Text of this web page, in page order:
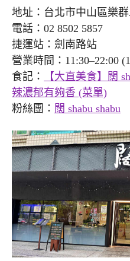
地址：台北市中山區樂
電話：02 8502 5857
捷運站：劍南路站
營業時間：11:30–22:00
食記：
【大直美食】闊
辣濃郁有夠香 (菜單)
粉絲團： 闊 shabu shabu